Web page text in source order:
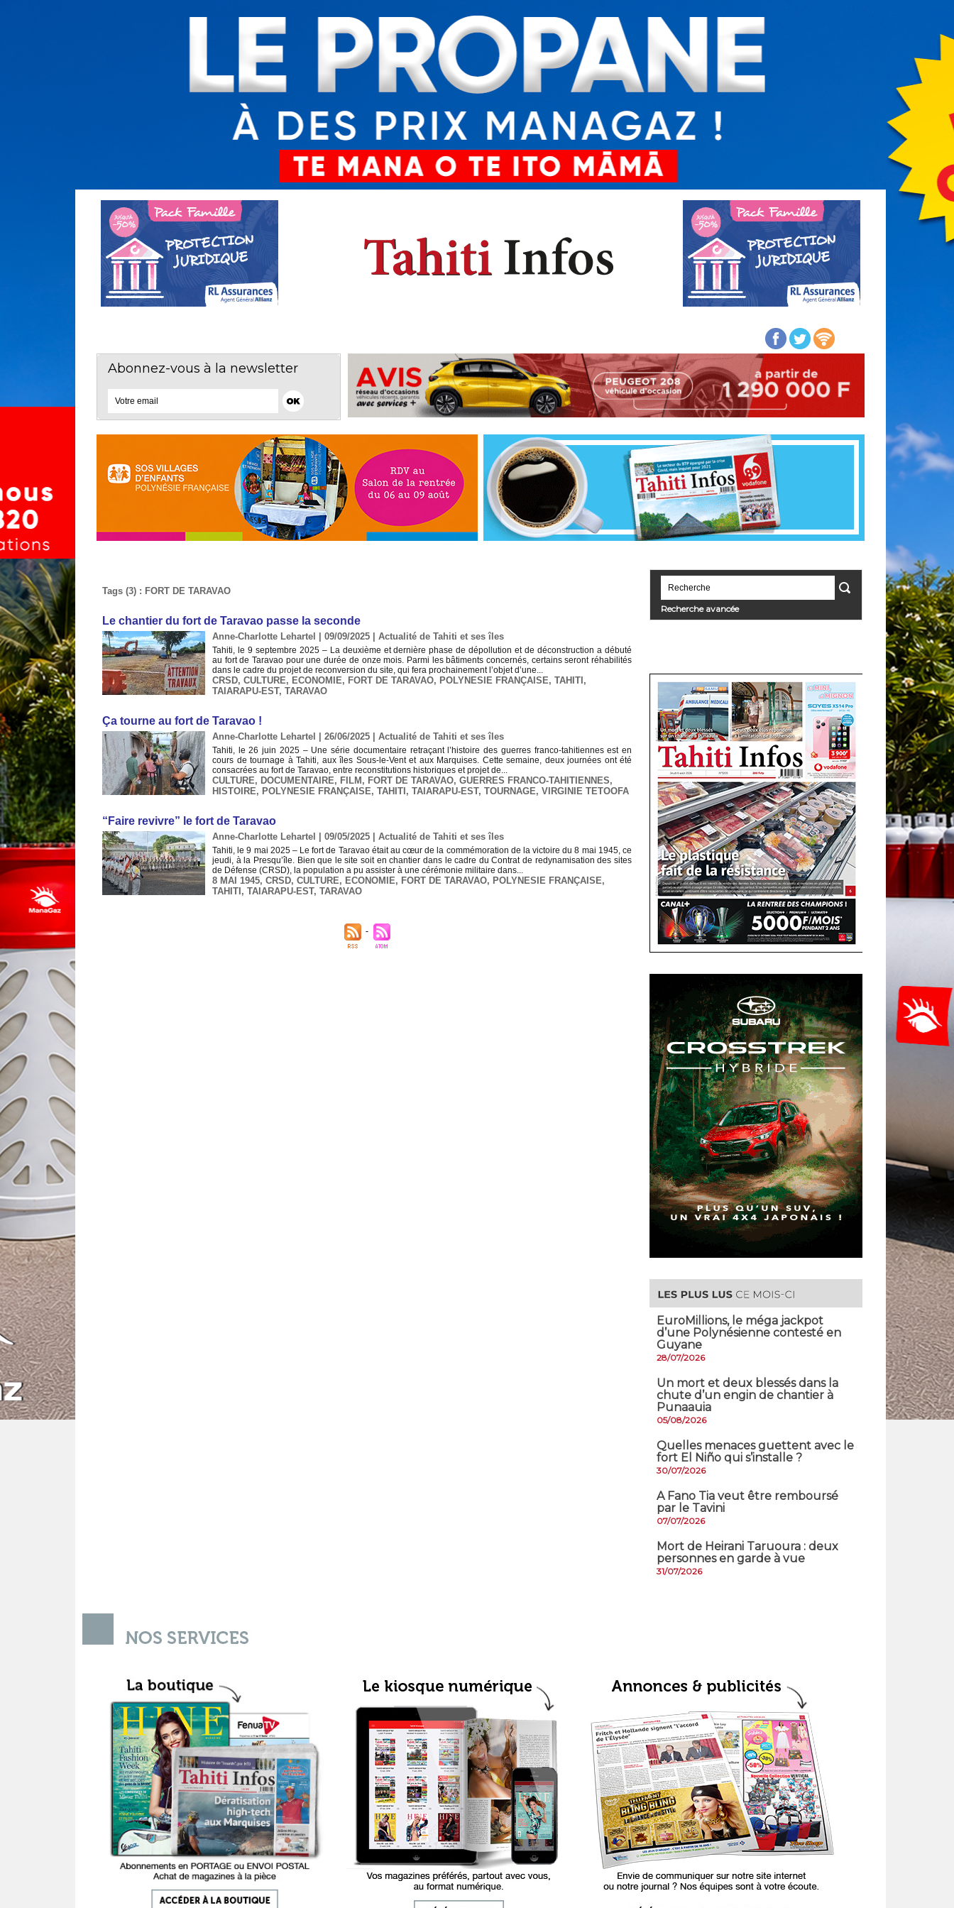
Abonnez-vous à la newsletter
Tags (3) : FORT DE TARAVAO
Le chantier du fort de Taravao passe la seconde
Anne-Charlotte Lehartel | 09/09/2025 Actualité de Tahiti et ses îles
Tahiti, le 9 septembre 2025 – La deuxième et dernière phase de dépollution et de déconstruction a débuté
au fort de Taravao pour une durée de onze mois. Parmi les bâtiments concernés, certains seront réhabilités
dans le cadre du projet de reconversion du site, qui fera prochainement l’objet d’une...
CRSD, CULTURE, ECONOMIE, FORT DE TARAVAO, POLYNESIE FRANÇAISE, TAHITI ,
TAIARAPU-EST, TARAVAO
​Ça tourne au fort de Taravao !
Anne-Charlotte Lehartel | 26/06/2025 Actualité de Tahiti et ses îles
Tahiti, le 26 juin 2025 – Une série documentaire retraçant l’histoire des guerres franco-tahitiennes est en
cours de tournage à Tahiti, aux îles Sous-le-Vent et aux Marquises. Cette semaine, deux journées ont été
consacrées au fort de Taravao, entre reconstitutions historiques et projet de...
CULTURE, DOCUMENTAIRE, FILM , FORT DE TARAVAO, GUERRES FRANCO-TAHITIENNES,
HISTOIRE, POLYNESIE FRANÇAISE, TAHITI , TAIARAPU-EST, TOURNAGE, VIRGINIE TETOOFA
​“Faire revivre” le fort de Taravao
Anne-Charlotte Lehartel | 09/05/2025 Actualité de Tahiti et ses îles
Tahiti, le 9 mai 2025 – Le fort de Taravao était au cœur de la commémoration de la victoire du 8 mai 1945, ce
jeudi, à la Presqu’île. Bien que le site soit en chantier dans le cadre du Contrat de redynamisation des sites
de Défense (CRSD), la population a pu assister à une cérémonie militaire dans...
8 MAI 1945, CRSD, CULTURE, ECONOMIE, FORT DE TARAVAO, POLYNESIE FRANÇAISE,
TAHITI , TAIARAPU-EST, TARAVAO
Recherche avancée
EuroMillions, ​le méga jackpot
d’une Polynésienne contesté en
Guyane
28/07/2026
​Un mort et deux blessés dans la
chute d’un engin de chantier à
Punaauia
05/08/2026
Quelles menaces guettent avec le
fort El Niño qui s’installe ?
30/07/2026
A Fano Tia veut être remboursé
par le Tavini
07/07/2026
Mort de Heirani Taruoura : deux
personnes en garde à vue
31/07/2026